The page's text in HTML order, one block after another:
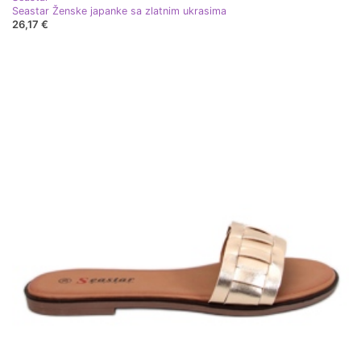
Seastar Ženske japanke sa zlatnim ukrasima
26,17 €